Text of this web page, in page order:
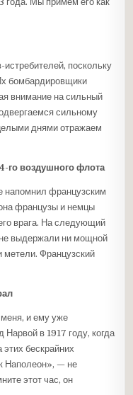
поскольку
бомбардировщики
внимание на сильный
сильному
днями отражаем
го воздушного флота
французским
французы и немцы
врага. На следующий
выдержали ни мощной
метели. Французский
и ему уже
в 1917 году, когда
бескрайних
Наполеон», — не
этот час, он